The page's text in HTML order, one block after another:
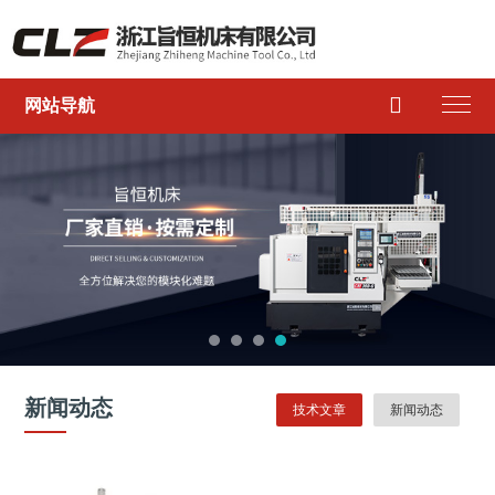
网站导航 
新闻动态 技术文章 新闻动态